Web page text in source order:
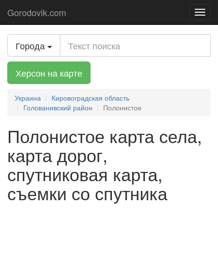
Gorodovik.com
Города
Херсон на карте
Украина
Кировоградская область
Голованивский район
Полонистое
Полонистое карта села,
карта дорог,
спутниковая карта,
съемки со спутника